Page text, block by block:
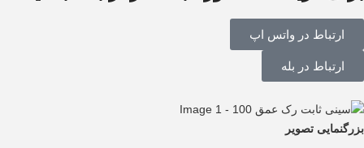
ارتباط در واتس اپ
ارتباط در بله
بزرگنمایی تصویر